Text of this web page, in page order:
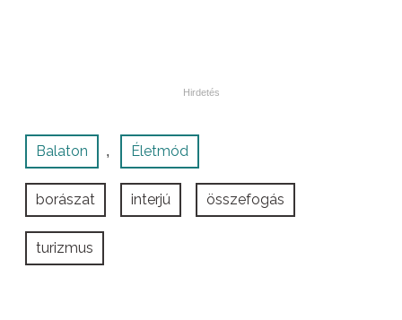
Balaton , Életmód
borászat interjú összefogás
turizmus